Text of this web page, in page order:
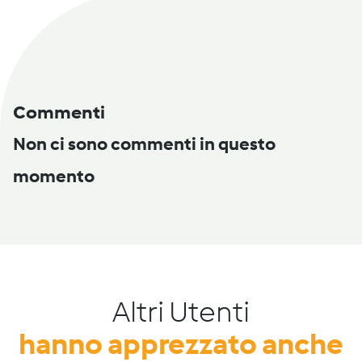
Commenti
Non ci sono commenti in questo
momento
Altri Utenti
hanno apprezzato anche